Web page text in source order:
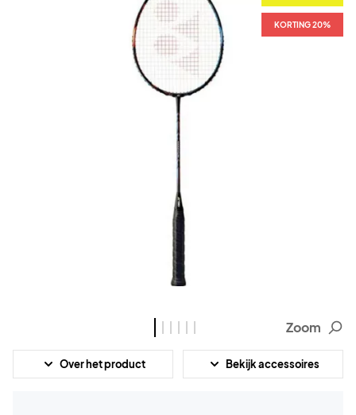
KORTING 20%
KORTING 20%
KORTING 20%
KORTING 20%
KORTING 20%
KORTING 20%
Zoom
Over het product Bekijk accessoires